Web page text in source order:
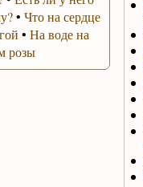
• Что на сердце
• На воде на
розы